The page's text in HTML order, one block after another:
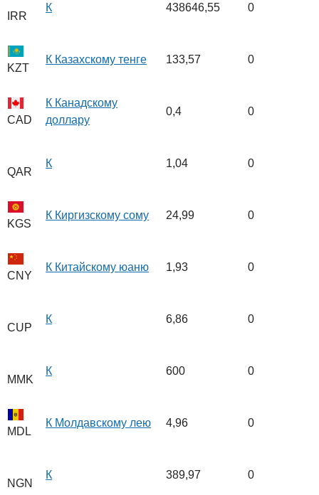
IRR
К 438646,55 0
KZT
К Казахскому тенге 133,57 0
CAD
К Канадскому
доллару
0,4 0
QAR
К 1,04 0
KGS
К Киргизскому сому 24,99 0
CNY
К Китайскому юаню 1,93 0
CUP
К 6,86 0
MMK
К 600 0
MDL
К Молдавскому лею 4,96 0
NGN
К 389,97 0